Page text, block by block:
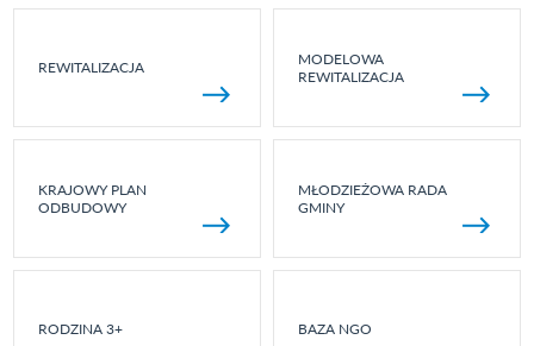
REWITALIZACJA
MODELOWA
REWITALIZACJA
KRAJOWY PLAN
ODBUDOWY
MŁODZIEŻOWA RADA
GMINY
RODZINA 3+ BAZA NGO